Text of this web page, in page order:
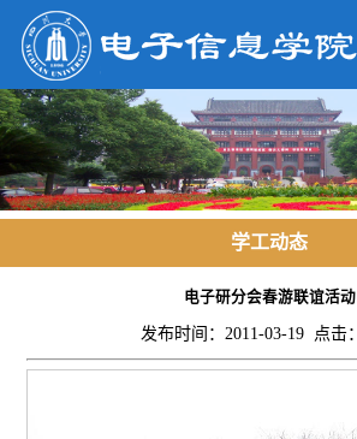
学工动态
电子研分会春游联谊活动
发布时间：2011-03-19 点击：